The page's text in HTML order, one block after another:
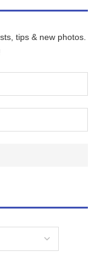
tips & new photos.